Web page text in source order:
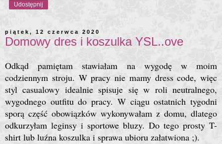
Udostępnij
piątek, 12 czerwca 2020
Domowy dres i koszulka YSL..ove
Odkąd pamiętam stawiałam na wygodę w moim
codziennym stroju. W pracy nie mamy dress code, więc
styl casualowy idealnie spisuje się w roli neutralnego,
wygodnego outfitu do pracy. W ciągu ostatnich tygodni
sporą część obowiązków wykonywałam z domu, dlatego
odkurzyłam leginsy i sportowe bluzy. Do tego prosty T-
shirt lub luźna koszulka i sprawa ubioru załatwiona ;).